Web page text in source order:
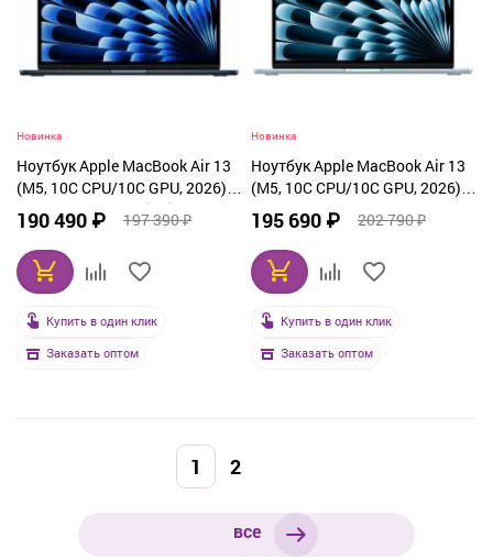
Новинка
Ноутбук Apple MacBook Air 13
(M5, 10C CPU/10C GPU, 2026),
32 ГБ, 1 ТБ SSD, Midnight
(Z1L6001GP)
190 490 ₽ 197 390 ₽
Купить в один клик
Заказать оптом
Новинка
Ноутбук Apple MacBook Air 13
(M5, 10C CPU/10C GPU, 2026),
32 ГБ, 1 ТБ SSD, Sky Blue
(Z1L9001CU)
195 690 ₽ 202 790 ₽
Купить в один клик
Заказать оптом
1 2
все